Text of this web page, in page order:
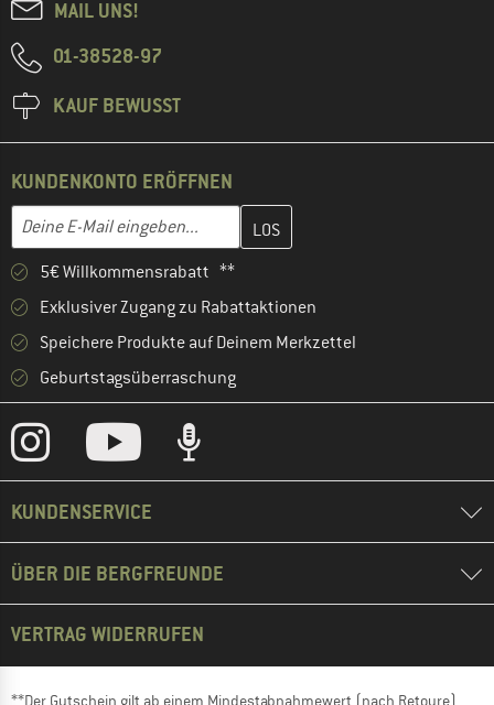
MAIL UNS!
01-38528-97
KAUF BEWUSST
KUNDENKONTO ERÖFFNEN
E-Mail-Adresse
Gib hier deine E-Mail-Adresse ein und erstelle im nächsten
5€ Willkommensrabatt **
Exklusiver Zugang zu Rabattaktionen
Speichere Produkte auf Deinem Merkzettel
Geburtstagsüberraschung
KUNDENSERVICE
ÜBER DIE BERGFREUNDE
VERTRAG WIDERRUFEN
**Der Gutschein gilt ab einem Mindestabnahmewert (nach Retoure)